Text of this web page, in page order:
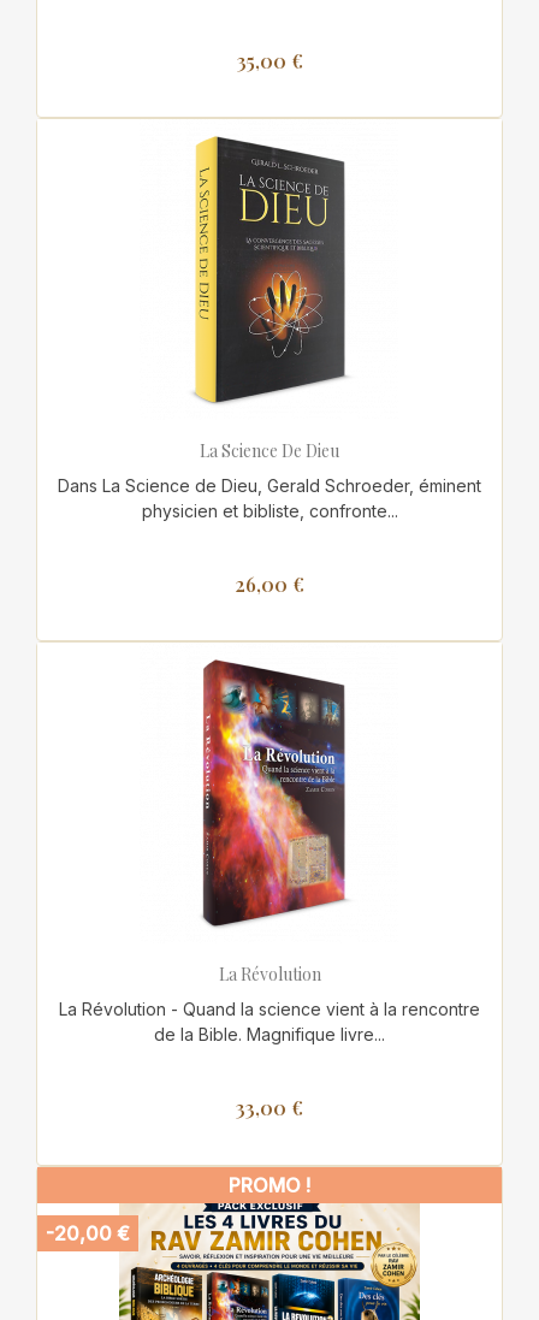
35,00 €
La Science De Dieu
Dans La Science de Dieu, Gerald Schroeder, éminent
physicien et bibliste, confronte...
26,00 €
La Révolution
La Révolution - Quand la science vient à la rencontre
de la Bible. Magnifique livre...
33,00 €
PROMO !
-20,00 €